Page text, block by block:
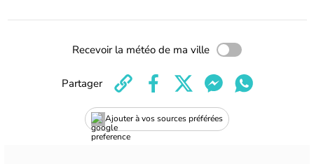
Recevoir la météo de ma ville
Ajouter à vos sources préférées
Partager